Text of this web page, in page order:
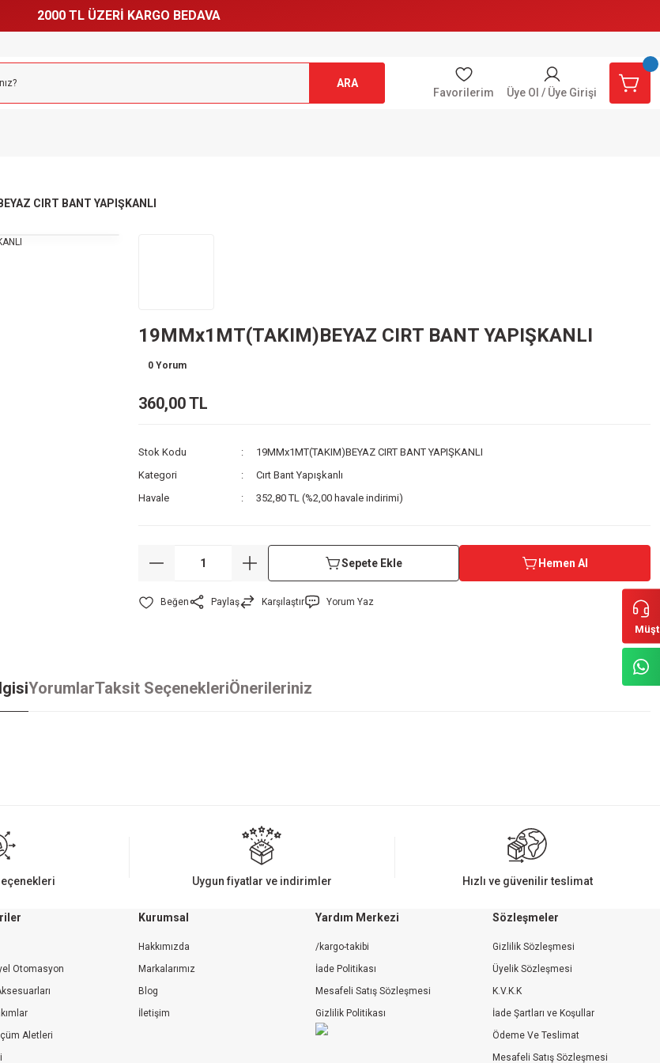
2000 TL ÜZERİ KARGO BEDAVA
ARA
Favorilerim Üye Ol / Üye Girişi
CIRT BANT YAPIŞKANLI
19MMx1MT(TAKIM)BEYAZ CIRT BANT YAPIŞKANLI
0 Yorum
360,00 TL
Stok Kodu
19MMx1MT(TAKIM)BEYAZ CIRT BANT YAPIŞKANLI
Kategori
Cırt Bant Yapışkanlı
Havale
352,80 TL (%2,00 havale indirimi)
Sepete Ekle Hemen Al
Paylaş Karşılaştır Yorum Yaz
YorumlarTaksit SeçenekleriÖnerileriniz
Gönder
Uygun fiyatlar ve indirimler Hızlı ve güvenilir teslimat
Otomasyon
Aletleri
Kurumsal
Hakkımızda
Markalarımız
Blog
İletişim
Yardım Merkezi
/kargo-takibi
İade Politikası
Mesafeli Satış Sözleşmesi
Gizlilik Politikası
Sözleşmeler
Gizlilik Sözleşmesi
Üyelik Sözleşmesi
K.V.K.K
İade Şartları ve Koşullar
Ödeme Ve Teslimat
Mesafeli Satış Sözleşmesi